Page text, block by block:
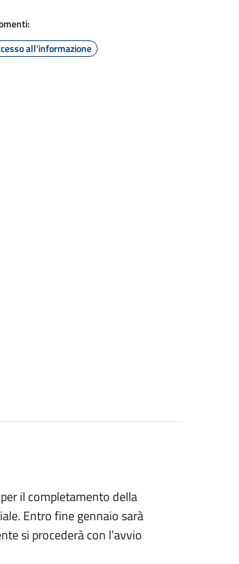
all'informazione
il completamento della
Entro fine gennaio sarà
si procederà con l’avvio